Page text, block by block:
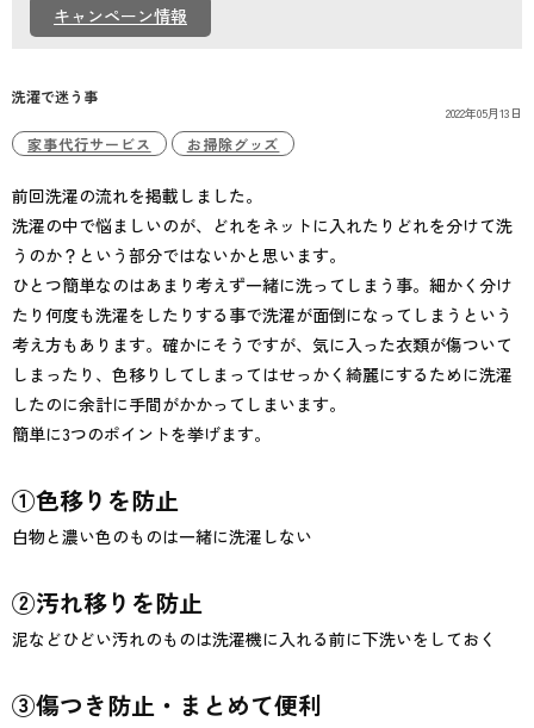
個人情報保護方針
キャンペーン情報
洗濯で迷う事
2022年05月13日
家事代行サービス お掃除グッズ
前回洗濯の流れを掲載しました。
洗濯の中で悩ましいのが、どれをネットに入れたりどれを分けて洗
うのか？という部分ではないかと思います。
ひとつ簡単なのはあまり考えず一緒に洗ってしまう事。細かく分け
たり何度も洗濯をしたりする事で洗濯が面倒になってしまうという
考え方もあります。確かにそうですが、気に入った衣類が傷ついて
しまったり、色移りしてしまってはせっかく綺麗にするために洗濯
したのに余計に手間がかかってしまいます。
簡単に3つのポイントを挙げます。
①色移りを防止
白物と濃い色のものは一緒に洗濯しない
②汚れ移りを防止
泥などひどい汚れのものは洗濯機に入れる前に下洗いをしておく
③傷つき防止・まとめて便利